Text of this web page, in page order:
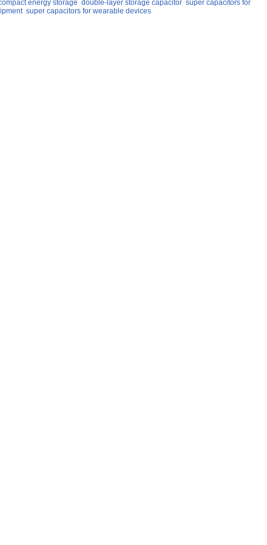
energy storage double-layer storage capacitor super capacitors for
super capacitors for wearable devices